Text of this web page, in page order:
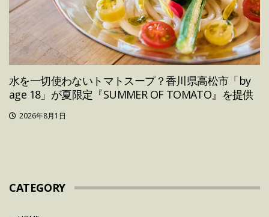
水を一切使わないトマトスープ？香川県高松市「by
age 18」が夏限定『SUMMER OF TOMATO』を提供
2026年8月1日
CATEGORY